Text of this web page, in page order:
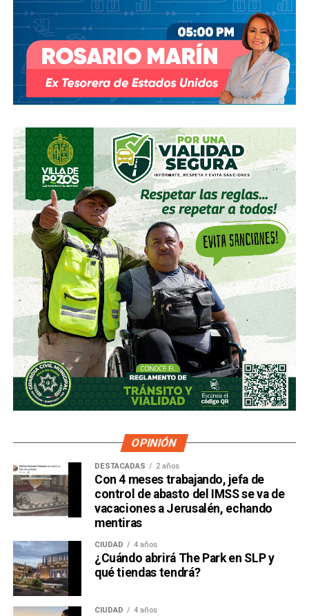
OPINIÓN
DESTACADAS 2 años
Con 4 meses trabajando, jefa de
control de abasto del IMSS se va de
vacaciones a Jerusalén, echando
mentiras
CIUDAD 4 años
¿Cuándo abrirá The Park en SLP y
qué tiendas tendrá?
CIUDAD 4 años